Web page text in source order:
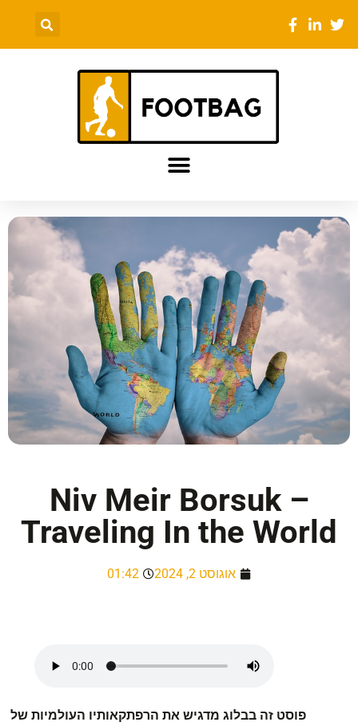
Niv Meir Borsuk –
Traveling In the World
אוגוסט 2, 2024 01:42
פוסט זה בבלוג מדגיש את הרפתקאותיו העולמיות של